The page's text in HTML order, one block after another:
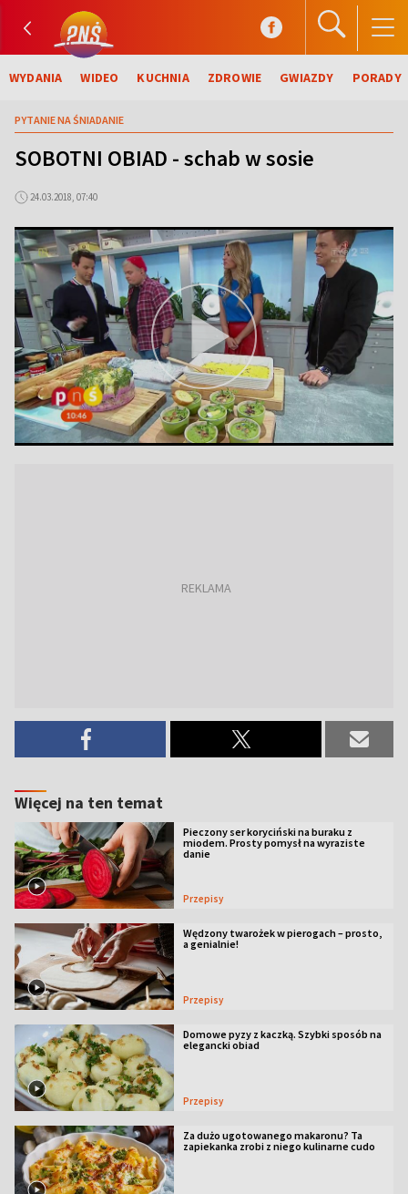
WYDANIA WIDEO KUCHNIA ZDROWIE GWIAZDY PORADY
PYTANIE NA ŚNIADANIE
SOBOTNI OBIAD - schab w sosie
24.03.2018, 07:40
Więcej na ten temat
Pieczony ser koryciński na buraku z
miodem. Prosty pomysł na wyraziste
danie
Przepisy
Wędzony twarożek w pierogach – prosto,
a genialnie!
Przepisy
Domowe pyzy z kaczką. Szybki sposób na
elegancki obiad
Przepisy
Za dużo ugotowanego makaronu? Ta
zapiekanka zrobi z niego kulinarne cudo